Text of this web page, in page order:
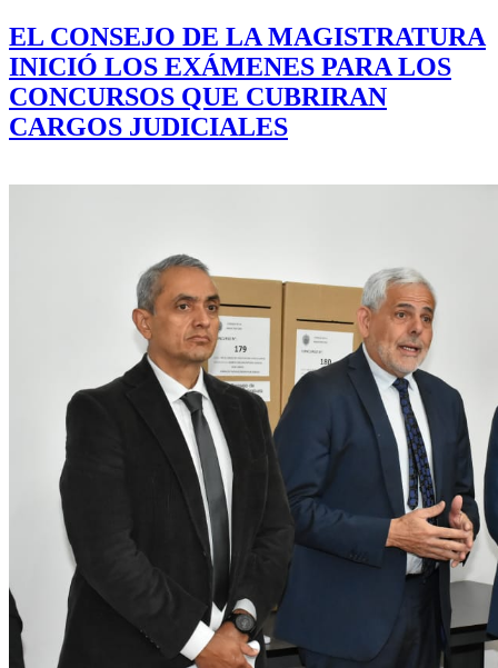
EL CONSEJO DE LA MAGISTRATURA
INICIÓ LOS EXÁMENES PARA LOS
CONCURSOS QUE CUBRIRAN
CARGOS JUDICIALES